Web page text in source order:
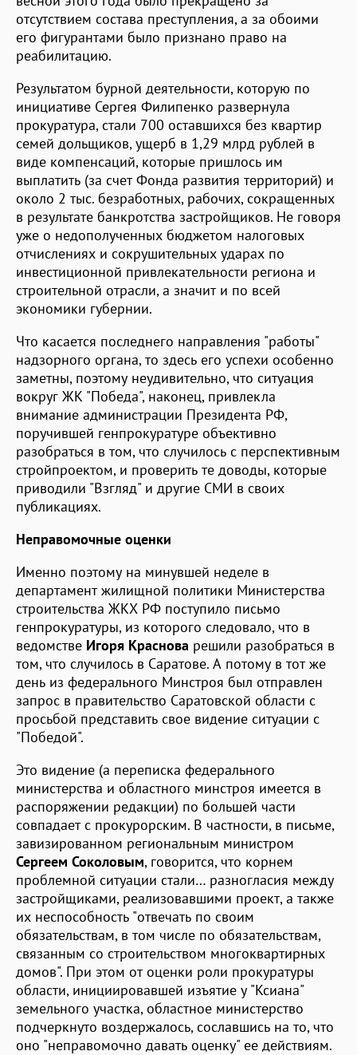
отсутствием состава преступления, а за обоими
его фигурантами было признано право на
реабилитацию.
Результатом бурной деятельности, которую по
инициативе Сергея Филипенко развернула
прокуратура, стали 700 оставшихся без квартир
семей дольщиков, ущерб в 1,29 млрд рублей в
виде компенсаций, которые пришлось им
выплатить (за счет Фонда развития территорий) и
около 2 тыс. безработных, рабочих, сокращенных
в результате банкротства застройщиков. Не говоря
уже о недополученных бюджетом налоговых
отчислениях и сокрушительных ударах по
инвестиционной привлекательности региона и
строительной отрасли, а значит и по всей
экономики губернии.
Что касается последнего направления "работы"
надзорного органа, то здесь его успехи особенно
заметны, поэтому неудивительно, что ситуация
вокруг ЖК "Победа", наконец, привлекла
внимание администрации Президента РФ,
поручившей генпрокуратуре объективно
разобраться в том, что случилось с перспективным
стройпроектом, и проверить те доводы, которые
приводили "Взгляд" и другие СМИ в своих
публикациях.
Неправомочные оценки
Именно поэтому на минувшей неделе в
департамент жилищной политики Министерства
строительства ЖКХ РФ поступило письмо
генпрокуратуры, из которого следовало, что в
ведомстве Игоря Краснова решили разобраться в
том, что случилось в Саратове. А потому в тот же
день из федерального Минстроя был отправлен
запрос в правительство Саратовской области с
просьбой представить свое видение ситуации с
"Победой".
Это видение (а переписка федерального
министерства и областного минстроя имеется в
распоряжении редакции) по большей части
совпадает с прокурорским. В частности, в письме,
завизированном региональным министром
Сергеем Соколовым, говорится, что корнем
проблемной ситуации стали… разногласия между
застройщиками, реализовавшими проект, а также
их неспособность "отвечать по своим
обязательствам, в том числе по обязательствам,
связанным со строительством многоквартирных
домов". При этом от оценки роли прокуратуры
области, инициировавшей изъятие у "Ксиана"
земельного участка, областное министерство
подчеркнуто воздержалось, сославшись на то, что
оно "неправомочно давать оценку" ее действиям.